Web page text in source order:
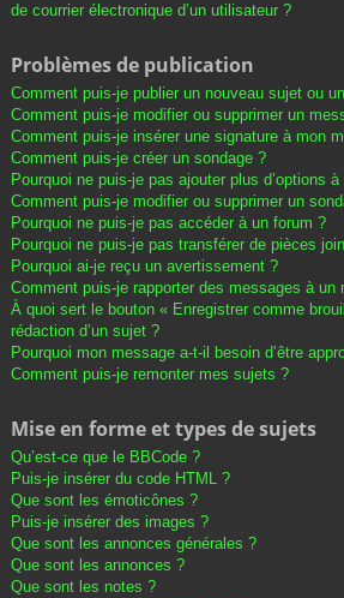
de courrier électronique d’un utilisateur ?
Problèmes de publication
Comment puis-je publier un nouveau sujet ou
Comment puis-je modifier ou supprimer un
Comment puis-je insérer une signature à mon
Comment puis-je créer un sondage ?
Pourquoi ne puis-je pas ajouter plus d’options
Comment puis-je modifier ou supprimer un
Pourquoi ne puis-je pas accéder à un forum ?
Pourquoi ne puis-je pas transférer de pièces
Pourquoi ai-je reçu un avertissement ?
Comment puis-je rapporter des messages à un
À quoi sert le bouton « Enregistrer comme
rédaction d’un sujet ?
Pourquoi mon message a-t-il besoin d’être
Comment puis-je remonter mes sujets ?
Mise en forme et types de sujets
Qu’est-ce que le BBCode ?
Puis-je insérer du code HTML ?
Que sont les émoticônes ?
Puis-je insérer des images ?
Que sont les annonces générales ?
Que sont les annonces ?
Que sont les notes ?